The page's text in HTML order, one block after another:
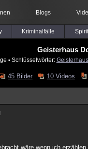
Blogs
Kriminalfälle
Geisterhaus
▪ Schlüsselwörter: Geisterhaus
45 Bilder 10 Videos
wäre wenn ich